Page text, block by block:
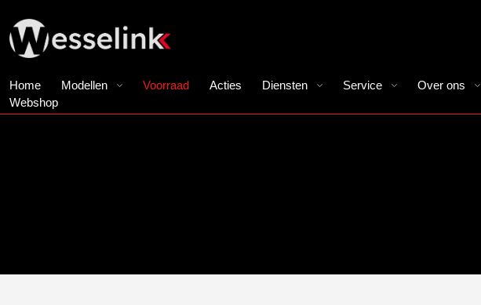
Home Modellen Voorraad Acties Diensten Service
Over ons
Webshop